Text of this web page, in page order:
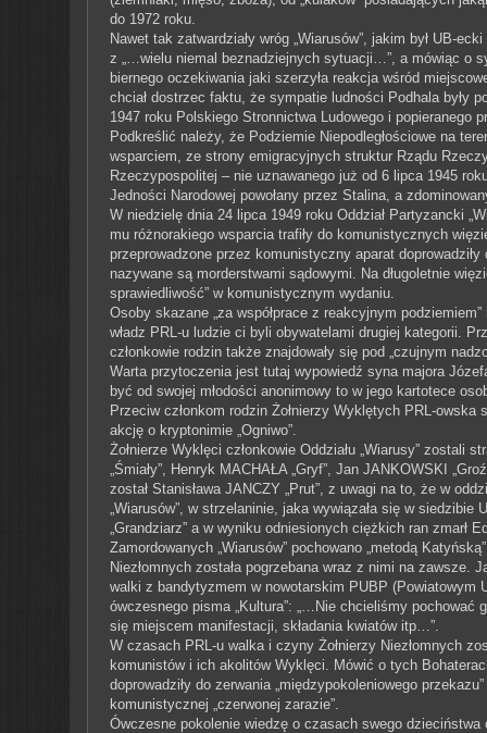
do 1972 roku.
Nawet tak zatwardziały wróg „Wiarusów”, jakim był UB-
z „…wielu niemal beznadziejnych sytuacji…”, a mówiąc o
biernego oczekiwania jaki szerzyła reakcja wśród
chciał dostrzec faktu, że sympatie ludności Podhala były
1947 roku Polskiego Stronnictwa Ludowego i popieranego
Podkreślić należy, że Podziemie Niepodległościowe na
wsparciem, ze strony emigracyjnych struktur Rządu
Rzeczypospolitej – nie uznawanego już od 6 lipca 1945
Jedności Narodowej powołany przez Stalina, a
W niedzielę dnia 24 lipca 1949 roku Oddział Partyzancki
mu różnorakiego wsparcia trafiły do komunistycznych
przeprowadzone przez komunistyczny aparat
nazywane są morderstwami sądowymi. Na długoletnie
sprawiedliwość” w komunistycznym wydaniu.
Osoby skazane „za współprace z reakcyjnym
władz PRL-u ludzie ci byli obywatelami drugiej kategorii.
członkowie rodzin także znajdowały się pod „czujnym
Warta przytoczenia jest tutaj wypowiedź syna majora
być od swojej młodości anonimowy to w jego kartotece
Przeciw członkom rodzin Żołnierzy Wyklętych PRL-
akcję o kryptonimie „Ogniwo”.
Żołnierze Wyklęci członkowie Oddziału „Wiarusy” zostali
„Śmiały”, Henryk MACHAŁA „Gryf”, Jan JANKOWSKI
został Stanisława JANCZY „Prut”, z uwagi na to, że w
„Wiarusów”, w strzelaninie, jaka wywiązała się w
„Grandziarz” a w wyniku odniesionych ciężkich ran zmarł
Zamordowanych „Wiarusów” pochowano „metodą
Niezłomnych została pogrzebana wraz z nimi na
walki z bandytyzmem w nowotarskim PUBP (Powiatowym
ówczesnego pisma „Kultura”: „…Nie chcieliśmy pochować
się miejscem manifestacji, składania kwiatów itp…”.
W czasach PRL-u walka i czyny Żołnierzy Niezłomnych
komunistów i ich akolitów Wyklęci. Mówić o tych
doprowadziły do zerwania „międzypokoleniowego
komunistycznej „czerwonej zarazie”.
Ówczesne pokolenie wiedzę o czasach swego dzieciństwa